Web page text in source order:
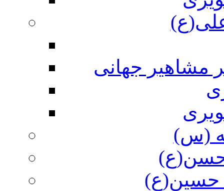
مشاهیر جهانی
(س)
حسن(ع)
حسین(ع)